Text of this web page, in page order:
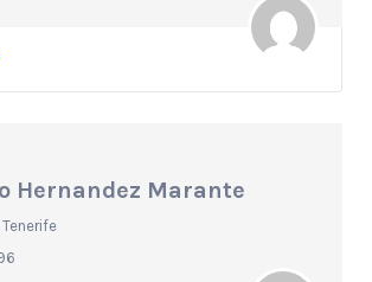
Hernandez Marante